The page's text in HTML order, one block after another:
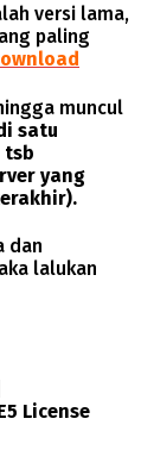
versi lama,
paling
muncul
satu
tsb
yang
dan
lalukan
License